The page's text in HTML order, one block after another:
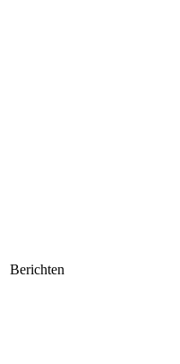
Berichten